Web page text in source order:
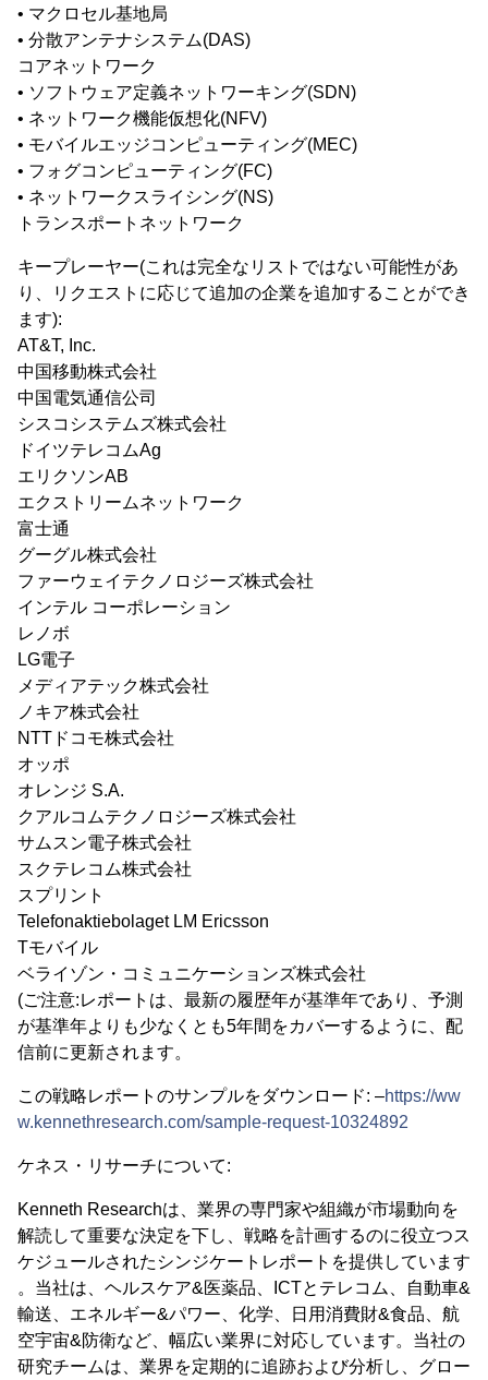
• マクロセル基地局
• 分散アンテナシステム(DAS)
コアネットワーク
• ソフトウェア定義ネットワーキング(SDN)
• ネットワーク機能仮想化(NFV)
• モバイルエッジコンピューティング(MEC)
• フォグコンピューティング(FC)
• ネットワークスライシング(NS)
トランスポートネットワーク
キープレーヤー(これは完全なリストではない可能性があ
り、リクエストに応じて追加の企業を追加することができ
ます):
AT&T, Inc.
中国移動株式会社
中国電気通信公司
シスコシステムズ株式会社
ドイツテレコムAg
エリクソンAB
エクストリームネットワーク
富士通
グーグル株式会社
ファーウェイテクノロジーズ株式会社
インテル コーポレーション
レノボ
LG電子
メディアテック株式会社
ノキア株式会社
NTTドコモ株式会社
オッポ
オレンジ S.A.
クアルコムテクノロジーズ株式会社
サムスン電子株式会社
スクテレコム株式会社
スプリント
Telefonaktiebolaget LM Ericsson
Tモバイル
ベライゾン・コミュニケーションズ株式会社
(ご注意:レポートは、最新の履歴年が基準年であり、予測
が基準年よりも少なくとも5年間をカバーするように、配
信前に更新されます。
この戦略レポートのサンプルをダウンロード: –https://ww
w.kennethresearch.com/sample-request-10324892
ケネス・リサーチについて:
Kenneth Researchは、業界の専門家や組織が市場動向を
解読して重要な決定を下し、戦略を計画するのに役立つス
ケジュールされたシンジケートレポートを提供しています
。当社は、ヘルスケア&医薬品、ICTとテレコム、自動車&
輸送、エネルギー&パワー、化学、日用消費財&食品、航
空宇宙&防衛など、幅広い業界に対応しています。当社の
研究チームは、業界を定期的に追跡および分析し、グロー